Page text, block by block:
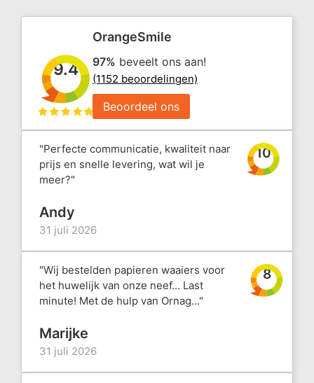
9.4
OrangeSmile
97% beveelt ons aan!
(1152 beoordelingen)
Beoordeel ons
"Perfecte communicatie, kwaliteit naar
prijs en snelle levering, wat wil je
meer?"
10
Andy
31 juli 2026
"Wij bestelden papieren waaiers voor
het huwelijk van onze neef... Last
minute! Met de hulp van Ornag..."
8
Marijke
31 juli 2026